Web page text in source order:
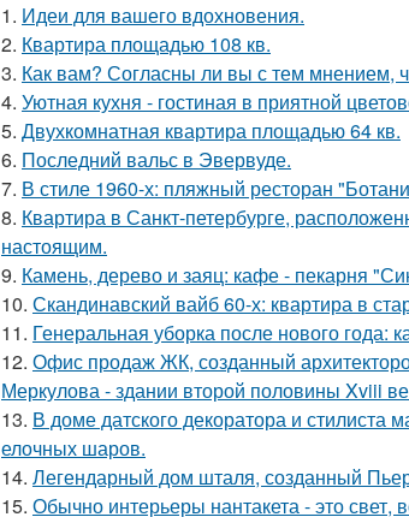
1. Идеи для вашего вдохновения.
2. Квартира площадью 108 кв.
3. Как вам? Согласны ли вы с тем мнением,
4. Уютная кухня - гостиная в приятной
5. Двухкомнатная квартира площадью 64 кв.
6. Последний вальс в Эвервуде.
7. В стиле 1960-х: пляжный ресторан
8. Квартира в Санкт-петербурге,
настоящим.
9. Камень, дерево и заяц: кафе - пекарня
10. Скандинавский вайб 60-х: квартира в
11. Генеральная уборка после нового года:
12. Офис продаж ЖК, созданный
Меркулова - здании второй половины Xviii
13. В доме датского декоратора и стилиста
елочных шаров.
14. Легендарный дом шталя, созданный
15. Обычно интерьеры нантакета - это свет,